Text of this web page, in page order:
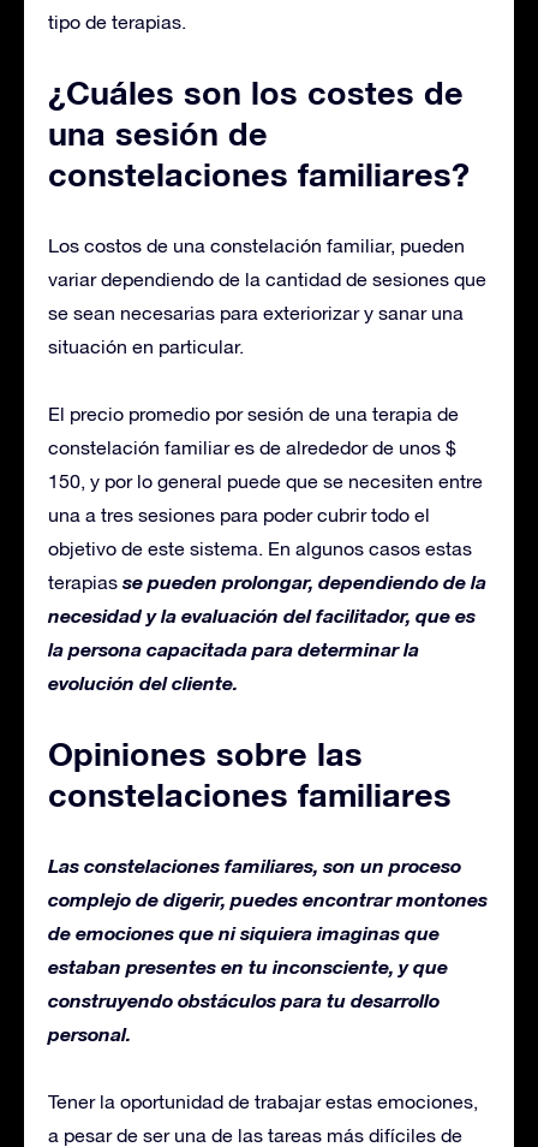
tipo de terapias.
¿Cuáles son los costes de
una sesión de
constelaciones familiares?
Los costos de una constelación familiar, pueden
variar dependiendo de la cantidad de sesiones que
se sean necesarias para exteriorizar y sanar una
situación en particular.
El precio promedio por sesión de una terapia de
constelación familiar es de alrededor de unos $
150, y por lo general puede que se necesiten entre
una a tres sesiones para poder cubrir todo el
objetivo de este sistema. En algunos casos estas
terapias se pueden prolongar, dependiendo de la
necesidad y la evaluación del facilitador, que es
la persona capacitada para determinar la
evolución del cliente.
Opiniones sobre las
constelaciones familiares
Las constelaciones familiares, son un proceso
complejo de digerir, puedes encontrar montones
de emociones que ni siquiera imaginas que
estaban presentes en tu inconsciente, y que
construyendo obstáculos para tu desarrollo
personal.
Tener la oportunidad de trabajar estas emociones,
a pesar de ser una de las tareas más difíciles de